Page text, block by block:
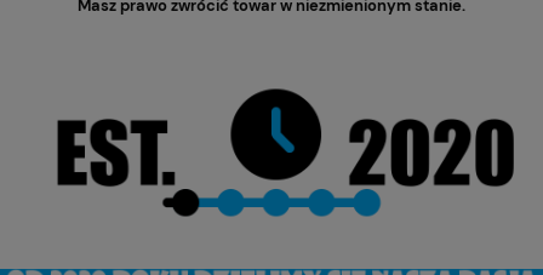
Masz prawo zwrócić towar w niezmienionym stanie.